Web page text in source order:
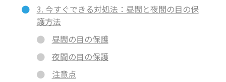
3. 今すぐできる対処法：昼間と夜間の目の保
護方法
昼間の目の保護
夜間の目の保護
注意点